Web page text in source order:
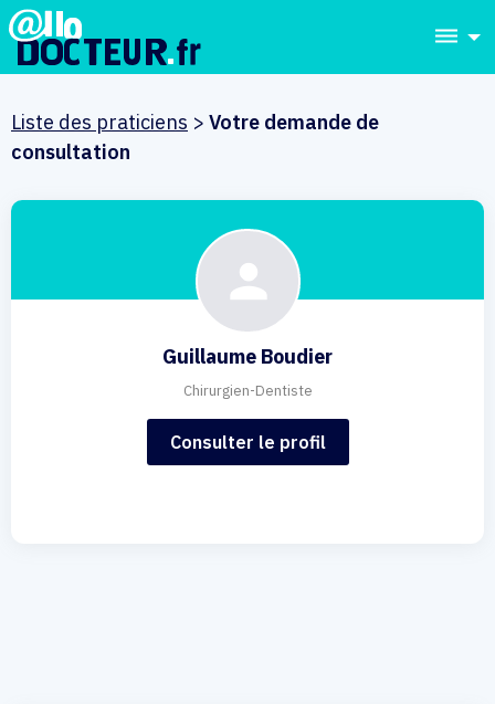
dehaze
Liste des praticiens > Votre demande de
consultation
Guillaume Boudier
Chirurgien-Dentiste
Consulter le profil